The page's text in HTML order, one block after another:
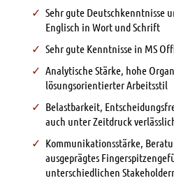
Sehr gute Deutschkenntnisse
Englisch in Wort und Schrift
Sehr gute Kenntnisse in MS
Analytische Stärke, hohe
lösungsorientierter Arbeitsstil
Belastbarkeit,
auch unter Zeitdruck
Kommunikationsstärke,
ausgeprägtes
unterschiedlichen